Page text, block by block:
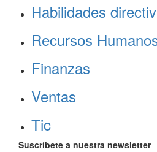
Habilidades
Recursos
Finanzas
Ventas
Tic
Suscríbete a nuestra newsletter